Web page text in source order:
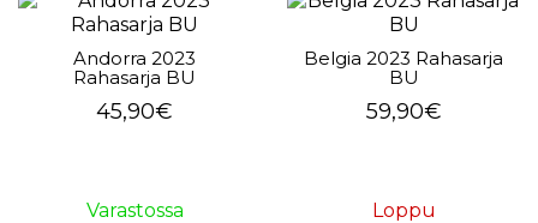
Andorra 2023
Rahasarja BU
45,90€
Varastossa
Belgia 2023 Rahasarja
BU
59,90€
Loppu